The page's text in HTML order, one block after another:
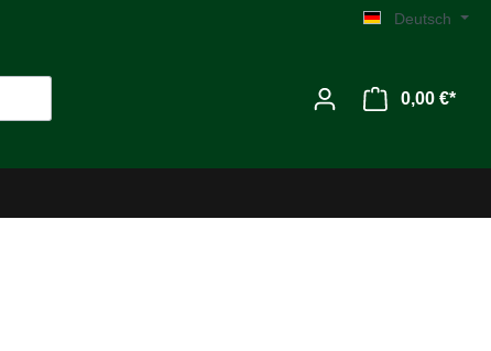
Deutsch
0,00 €*